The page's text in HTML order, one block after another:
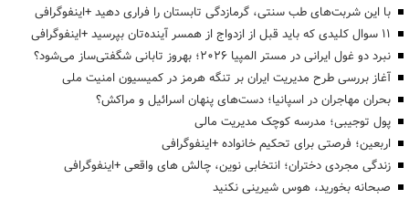
با این شربت‌های طب سنتی، گرمازدگی تابستان را فراری دهید +اینفوگرافی
۱۱ سوال کلیدی که باید قبل از ازدواج از همسر آینده‌تان بپرسید +اینفوگرافی
نبرد دو غول ایرانی در مستر المپیا ۲۰۲۶؛ بهروز تابانی شگفتی‌ساز می‌شود؟
آغاز بررسی طرح مدیریت ایران بر تنگه هرمز در کمیسیون امنیت ملی
بحران مهاجران در اسپانیا؛ دست‌های پنهان اسرائیل و مراکش؟
پول توجیبی؛ مدرسه کوچک مدیریت مالی
اربعین؛ فرصتی برای تحکیم خانواده +اینفوگرافی
زندگی مجردی دختران؛ انتخابی نوین، چالش های واقعی +اینفوگرافی
صبحانه بخورید، هوس شیرینی نکنید